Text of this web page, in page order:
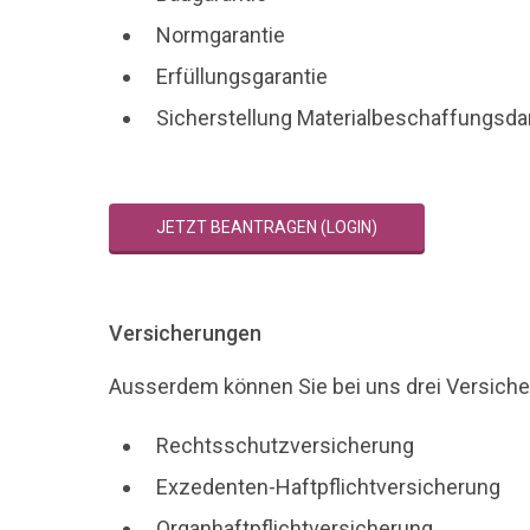
Normgarantie
Erfüllungsgarantie
Sicherstellung
JETZT BEANTRAGEN (LOGIN)
Versicherungen
Ausserdem können Sie bei uns drei
Rechtsschutzversicherung
Exzedenten-Haftpflichtversicherung